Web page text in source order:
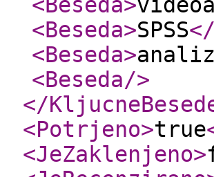
<Beseda>SPSS
<Beseda>
<Beseda/>
</
<Potrjeno>true
<JeZaklenjeno>